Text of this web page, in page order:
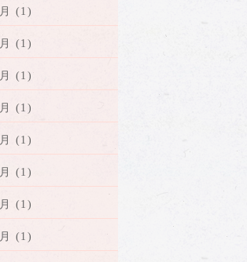
(1)
(1)
(1)
(1)
(1)
(1)
(1)
(1)